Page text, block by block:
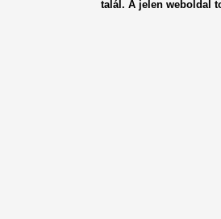
talál. A jelen weboldal